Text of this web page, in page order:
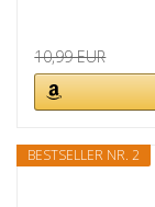
10,99 EUR
BESTSELLER NR. 2